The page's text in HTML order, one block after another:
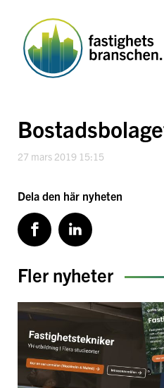
innehåll
27 mars 2019 15:15
Dela den här nyheten
Fler nyheter